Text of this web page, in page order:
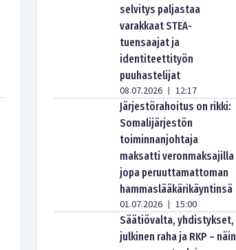
selvitys paljastaa
varakkaat STEA-
tuensaajat ja
identiteettityön
puuhastelijat
08.07.2026 | 12:17
Järjestörahoitus on rikki:
Somalijärjestön
toiminnanjohtaja
maksatti veronmaksajilla
jopa peruuttamattoman
hammaslääkärikäyntinsä
01.07.2026 | 15:00
Säätiövalta, yhdistykset,
julkinen raha ja RKP – näin